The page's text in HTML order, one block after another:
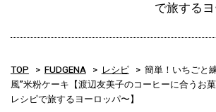
で旅するヨ
TOP FUDGENA レシピ
簡単！いちごと
風”米粉ケーキ【渡辺友美子のコーヒーに合うお
レシピで旅するヨーロッパ〜】